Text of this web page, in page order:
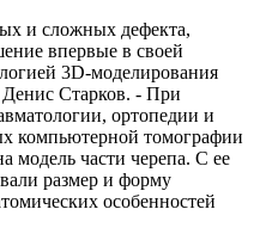
и сложных дефекта,
впервые в своей
3D-моделирования
Денис Старков. - При
ортопедии и
компьютерной томографии
модель части черепа. С ее
размер и форму
особенностей